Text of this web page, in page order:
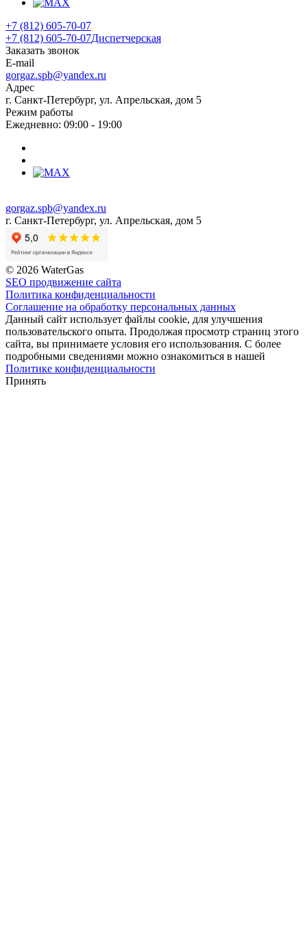
+7 (812) 605-70-07
+7 (812) 605-70-07Диспетчерская
Заказать звонок
E-mail
gorgaz.spb@yandex.ru
Адрес
г. Санкт-Петербург, ул. Апрельская, дом 5
Режим работы
Ежедневно: 09:00 - 19:00
gorgaz.spb@yandex.ru
г. Санкт-Петербург, ул. Апрельская, дом 5
© 2026 WaterGas
SEO продвижение сайта
Политика конфиденциальности
Соглашение на обработку персональных данных
Данный сайт использует файлы cookie, для улучшения
пользовательского опыта. Продолжая просмотр страниц этого
сайта, вы принимаете условия его использования. С более
подробными сведениями можно ознакомиться в нашей
Политике конфиденциальности
Принять